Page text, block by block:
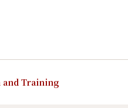
and Training